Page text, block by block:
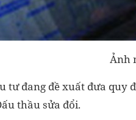
Ảnh
tư đang đề xuất đưa
thầu sửa đổi.